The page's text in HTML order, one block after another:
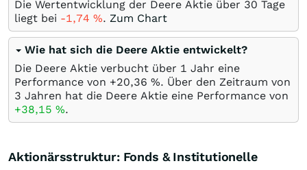
Die Wertentwicklung der Deere Aktie über 30 Tage
liegt bei -1,74 %. Zum Chart
Wie hat sich die Deere Aktie entwickelt?
Die Deere Aktie verbucht über 1 Jahr eine
Performance von +20,36 %. Über den Zeitraum von
3 Jahren hat die Deere Aktie eine Performance von
+38,15 %.
Aktionärsstruktur: Fonds & Institutionelle